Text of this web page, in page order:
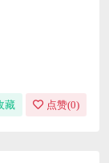
藏 点赞(0)